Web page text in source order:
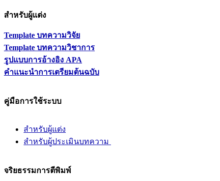
สำหรับผู้แต่ง
Template บทความวิจัย
Template บทความวิชาการ
รูปแบบการอ้างอิง APA
คำแนะนำการเตรียมต้นฉบับ
คู่มือการใช้ระบบ
สำหรับผู้แต่ง
สำหรับผู้ประเมินบทความ
จริยธรรมการตีพิมพ์